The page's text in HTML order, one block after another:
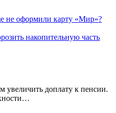
не оформили карту «Мир»?
накопительную часть